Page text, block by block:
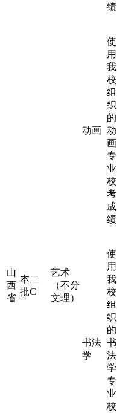
山
西
省
本二
批C
艺术
（不分
文理）
绩
动画
使
用
我
校
组
织
的
动
画
专
业
校
考
成
绩
书法
学
使
用
我
校
组
织
的
书
法
学
专
业
校